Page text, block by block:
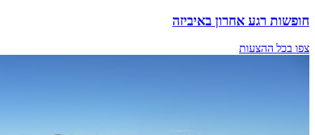
חופשות רגע אחרון באיביזה
צפו בכל ההצעות